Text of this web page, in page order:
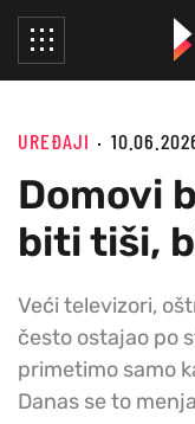
UREĐAJI
Domovi
biti tiši,
Veći televizori,
često ostajao po
primetimo samo
Danas se to menja